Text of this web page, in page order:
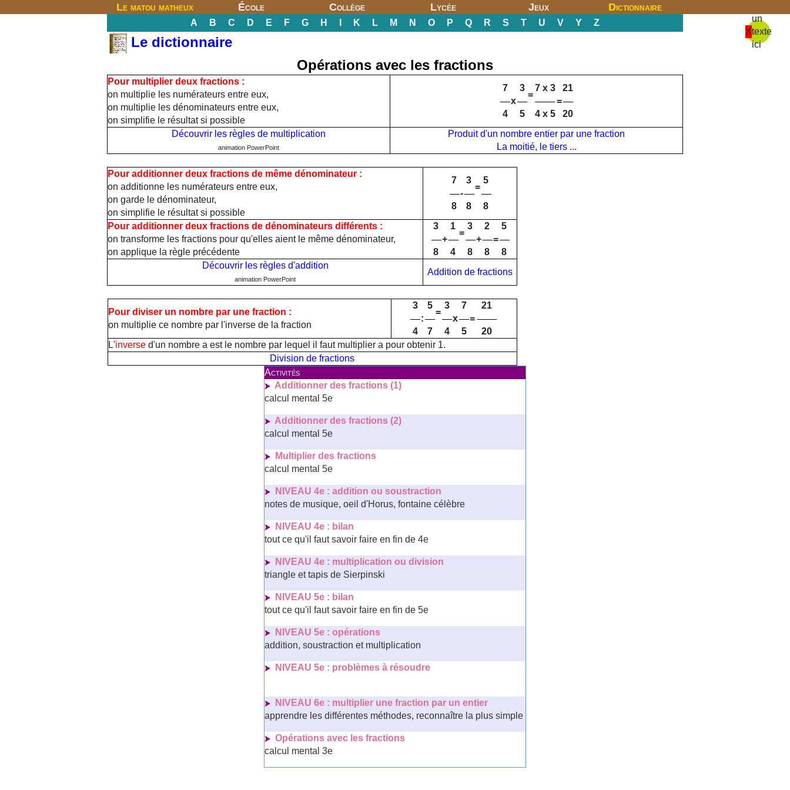
Le matou matheux École Collège Lycée Jeux Dictionnaire
X
un
texte
ici
A B C D E F G H K L M N O P Q R S T U V Y Z
Le dictionnaire
Opérations avec les fractions
Pour multiplier deux fractions :
on multiplie les numérateurs entre eux,
on multiplie les dénominateurs entre eux,
on simplifie le résultat si possible
7
4
x
3
5
=
7 x 3
4 x 5
=
21
20
Découvrir les règles de multiplication
animation PowerPoint
Produit d'un nombre entier par une fraction
La moitié, le tiers ...
Pour additionner deux fractions de même dénominateur :
on additionne les numérateurs entre eux,
on garde le dénominateur,
on simplifie le résultat si possible
7
8
-
3
8
=
5
8
Pour additionner deux fractions de dénominateurs différents :
on transforme les fractions pour qu'elles aient le même dénominateur,
on applique la règle précédente
3
8
+
1
4
=
3
8
+
2
8
=
5
8
Découvrir les règles d'addition
animation PowerPoint
Addition de fractions
Pour diviser un nombre par une fraction :
on multiplie ce nombre par l'inverse de la fraction
3
4
:
5
7
=
3
4
x
7
5
=
21
20
L'inversed'un nombre a est le nombre par lequel il faut multiplier a pour obtenir 1.
Division de fractions
Activités
Additionner des fractions (1)
calcul mental 5e
Additionner des fractions (2)
calcul mental 5e
Multiplier des fractions
calcul mental 5e
NIVEAU 4e : addition ou soustraction
notes de musique, oeil d'Horus, fontaine célèbre
NIVEAU 4e : bilan
tout ce qu'il faut savoir faire en fin de 4e
NIVEAU 4e : multiplication ou division
triangle et tapis de Sierpinski
NIVEAU 5e : bilan
tout ce qu'il faut savoir faire en fin de 5e
NIVEAU 5e : opérations
addition, soustraction et multiplication
NIVEAU 5e : problèmes à résoudre
NIVEAU 6e : multiplier une fraction par un entier
apprendre les différentes méthodes, reconnaître la plus simple
Opérations avec les fractions
calcul mental 3e